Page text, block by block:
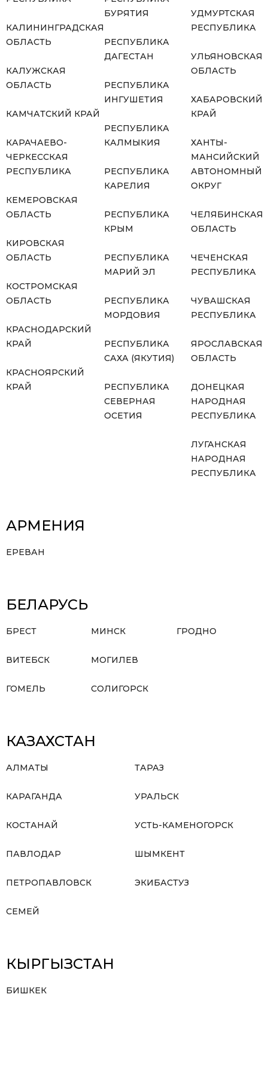
КАЛИНИНГРАДСКАЯ
ОБЛАСТЬ
КАЛУЖСКАЯ
ОБЛАСТЬ
КАМЧАТСКИЙ КРАЙ
КАРАЧАЕВО-
ЧЕРКЕССКАЯ
РЕСПУБЛИКА
КЕМЕРОВСКАЯ
ОБЛАСТЬ
КИРОВСКАЯ
ОБЛАСТЬ
КОСТРОМСКАЯ
ОБЛАСТЬ
КРАСНОДАРСКИЙ
КРАЙ
КРАСНОЯРСКИЙ
КРАЙ
БУРЯТИЯ
РЕСПУБЛИКА
ДАГЕСТАН
РЕСПУБЛИКА
ИНГУШЕТИЯ
РЕСПУБЛИКА
КАЛМЫКИЯ
РЕСПУБЛИКА
КАРЕЛИЯ
РЕСПУБЛИКА
КРЫМ
РЕСПУБЛИКА
МАРИЙ ЭЛ
РЕСПУБЛИКА
МОРДОВИЯ
РЕСПУБЛИКА
САХА (ЯКУТИЯ)
РЕСПУБЛИКА
СЕВЕРНАЯ
ОСЕТИЯ
УДМУРТСКАЯ
РЕСПУБЛИКА
УЛЬЯНОВСКАЯ
ОБЛАСТЬ
ХАБАРОВСКИЙ
КРАЙ
ХАНТЫ-
МАНСИЙСКИЙ
АВТОНОМНЫЙ
ОКРУГ
ЧЕЛЯБИНСКАЯ
ОБЛАСТЬ
ЧЕЧЕНСКАЯ
РЕСПУБЛИКА
ЧУВАШСКАЯ
РЕСПУБЛИКА
ЯРОСЛАВСКАЯ
ОБЛАСТЬ
ДОНЕЦКАЯ
НАРОДНАЯ
РЕСПУБЛИКА
ЛУГАНСКАЯ
НАРОДНАЯ
РЕСПУБЛИКА
АРМЕНИЯ
ЕРЕВАН
БЕЛАРУСЬ
БРЕСТ
ВИТЕБСК
ГОМЕЛЬ
МИНСК
МОГИЛЕВ
СОЛИГОРСК
ГРОДНО
КАЗАХСТАН
АЛМАТЫ
КАРАГАНДА
КОСТАНАЙ
ПАВЛОДАР
ПЕТРОПАВЛОВСК
СЕМЕЙ
ТАРАЗ
УРАЛЬСК
УСТЬ-КАМЕНОГОРСК
ШЫМКЕНТ
ЭКИБАСТУЗ
КЫРГЫЗСТАН
БИШКЕК